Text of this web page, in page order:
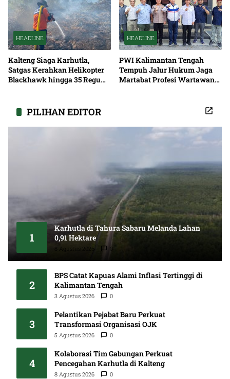
HEADLINE
Kalteng Siaga Karhutla,
Satgas Kerahkan Helikopter
Blackhawk hingga 35 Regu
HEADLINE
PWI Kalimantan Tengah
Tempuh Jalur Hukum Jaga
Martabat Profesi Wartawan
PILIHAN EDITOR
1
Karhutla di Tahura Sabaru Melanda Lahan
0,91 Hektare
8 Agustus 2026 0
2
BPS Catat Kapuas Alami Inflasi Tertinggi di
Kalimantan Tengah
3 Agustus 2026 0
3
Pelantikan Pejabat Baru Perkuat
Transformasi Organisasi OJK
5 Agustus 2026 0
4
Kolaborasi Tim Gabungan Perkuat
Pencegahan Karhutla di Kalteng
8 Agustus 2026 0